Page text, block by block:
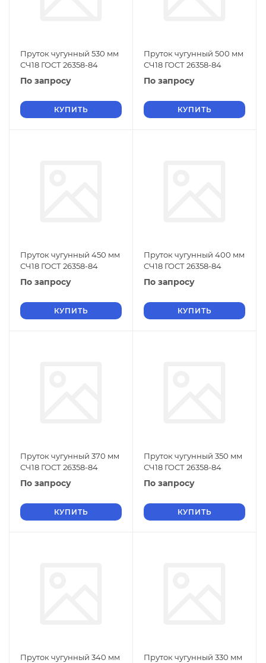
Пруток чугунный 530 мм
СЧ18 ГОСТ 26358-84
По запросу
КУПИТЬ
Пруток чугунный 500 мм
СЧ18 ГОСТ 26358-84
По запросу
КУПИТЬ
Пруток чугунный 450 мм
СЧ18 ГОСТ 26358-84
По запросу
КУПИТЬ
Пруток чугунный 400 мм
СЧ18 ГОСТ 26358-84
По запросу
КУПИТЬ
Пруток чугунный 370 мм
СЧ18 ГОСТ 26358-84
По запросу
КУПИТЬ
Пруток чугунный 350 мм
СЧ18 ГОСТ 26358-84
По запросу
КУПИТЬ
Пруток чугунный 340 мм
Пруток чугунный 330 мм